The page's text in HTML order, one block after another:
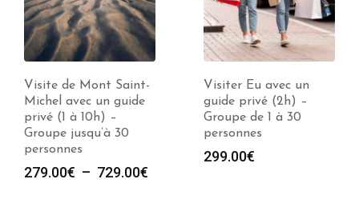
Visiter Eu avec un
guide privé (2h) –
Groupe de 1 à 30
personnes
299.00€
Visite de Eu avec un
guide privé (1 à 10h) –
Groupe jusqu’à 30
personnes
279.00€